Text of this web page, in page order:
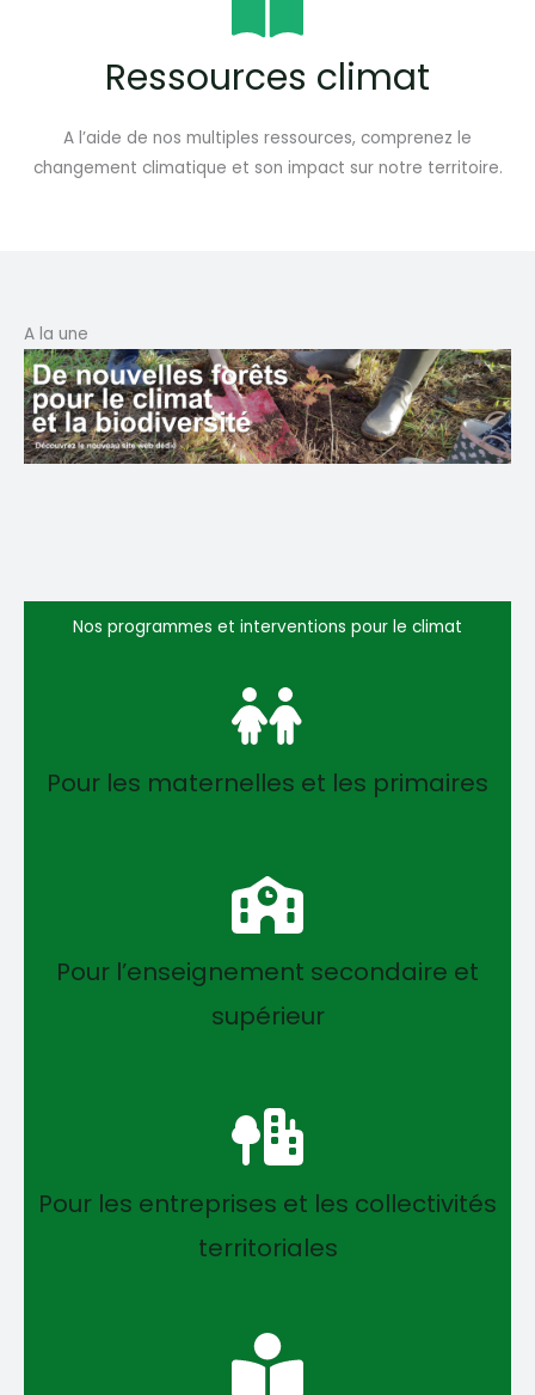
Ressources climat
A l’aide de nos multiples ressources, comprenez le
changement climatique et son impact sur notre territoire.
A la une
Nos programmes et interventions pour le climat
Pour les maternelles et les primaires
Pour l’enseignement secondaire et
supérieur
Pour les entreprises et les collectivités
territoriales